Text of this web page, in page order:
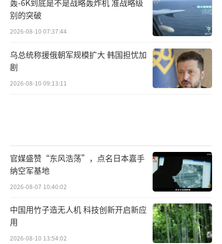
轰-6K到底是不是战略轰炸机 准战略级
别的突破
2026-08-10 07:37:44
乌总统称援俄朝军规模扩大 韩国担忧加
剧
2026-08-10 09:13:11
官媒盛赞“东风浩荡”，点名日本嘉手
纳空军基地
2026-08-07 10:40:02
中国用竹子造无人机 科技创新开启新应
用
2026-08-10 13:54:02